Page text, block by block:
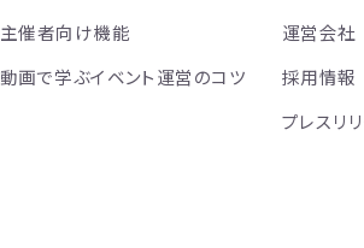
主催者向け機能
動画で学ぶイベント運営のコツ
運営会社
採用情報
プレスリ